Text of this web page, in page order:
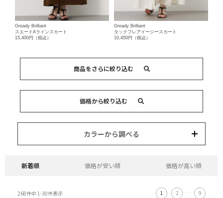
Gready Brilliant
スエードAラインスカート
15,400円（税込）
Gready Brilliant
タックフレアイージースカート
10,450円（税込）
商品をさらに絞り込む
ブランド
価格から絞り込む
カラーから調べる
価格が安い順 価格が高い順
新着順
268件中 1-30件表示 1 2 … 9